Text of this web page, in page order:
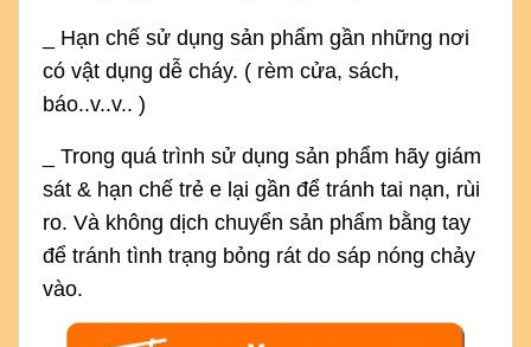
_ Hạn chế sử dụng sản phẩm gần những nơi
có vật dụng dễ cháy. ( rèm cửa, sách,
báo..v..v.. )
_ Trong quá trình sử dụng sản phẩm hãy giám
sát & hạn chế trẻ e lại gần để tránh tai nạn, rùi
ro. Và không dịch chuyển sản phẩm bằng tay
để tránh tình trạng bỏng rát do sáp nóng chảy
vào.